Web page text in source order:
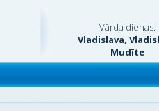
Vārda dienas:
Vladislava,
Mudīte